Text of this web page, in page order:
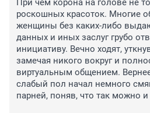
При чем корона на голове не
роскошных красоток. Многие
женщины без каких-либо
данных и иных заслуг грубо
инициативу. Вечно ходят,
замечая никого вокруг и
виртуальным общением.
слабый пол начал немного
парней, поняв, что так можно и